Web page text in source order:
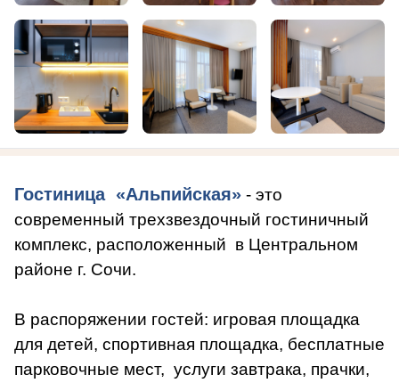
Гостиница «Альпийская» - это
современный трехзвездочный гостиничный
комплекс, расположенный в Центральном
районе г. Сочи.
В распоряжении гостей: игровая площадка
для детей, спортивная площадка, бесплатные
парковочные мест, услуги завтрака, прачки,